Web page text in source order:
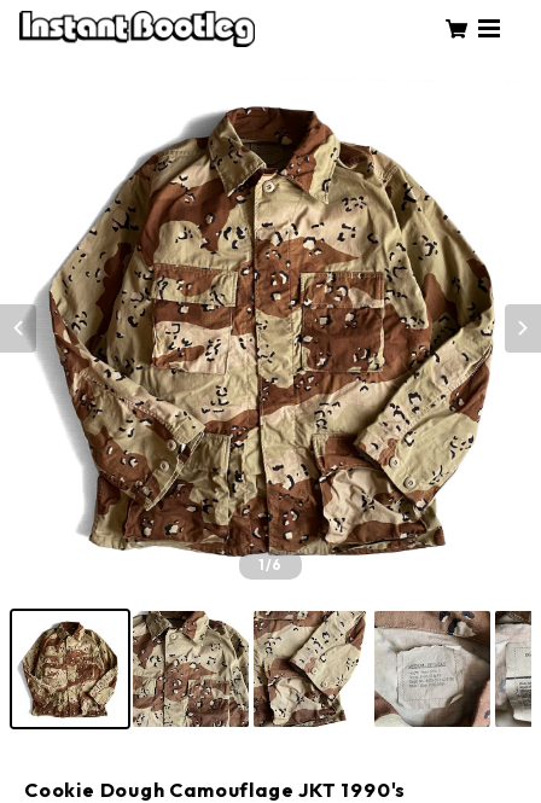
1/6
Cookie Dough Camouflage JKT 1990's